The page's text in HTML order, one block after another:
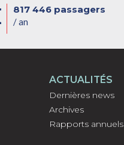
817 446 passagers
/ an
ACTUALITÉS
Dernières news
Archives
Rapports annuels